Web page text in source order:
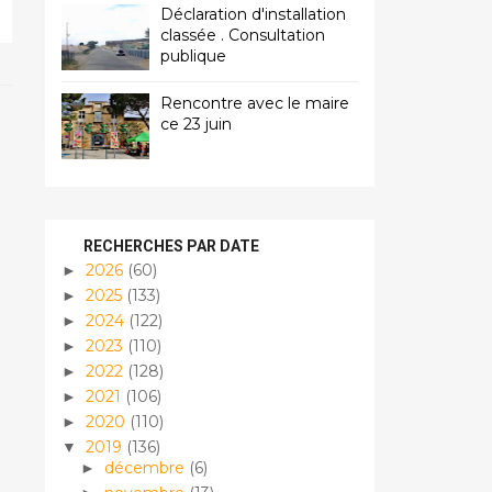
Déclaration d'installation
classée . Consultation
publique
Rencontre avec le maire
ce 23 juin
RECHERCHES PAR DATE
► 2026 (60)
► 2025 (133)
► 2024 (122)
► 2023 (110)
► 2022 (128)
► 2021 (106)
► 2020 (110)
▼ 2019 (136)
► décembre (6)